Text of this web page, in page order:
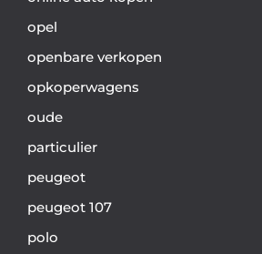
opel
openbare verkopen
opkoperwagens
oude
particulier
peugeot
peugeot 107
polo